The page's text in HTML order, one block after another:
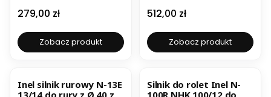
odbiornikiem radiowym
przeszkód
Cena
279,00 zł
Zobacz produkt
Cena
512,00 zł
Zobacz produkt
Inel silnik rurowy N-13E
Silnik do rolet Inel N-